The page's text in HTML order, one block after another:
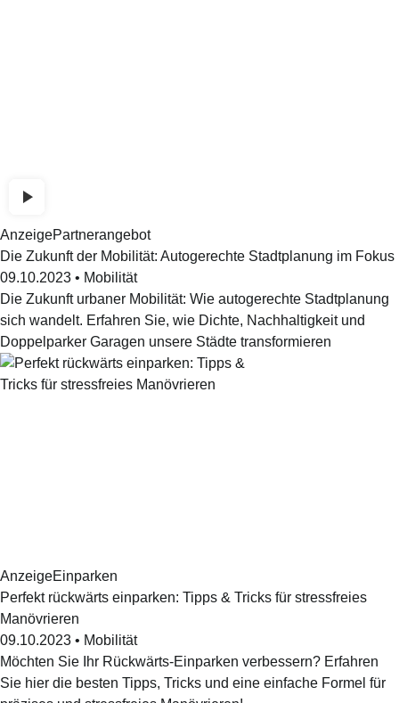
AnzeigePartnerangebot
Die Zukunft der Mobilität: Autogerechte Stadtplanung im Fokus
09.10.2023 • Mobilität
Die Zukunft urbaner Mobilität: Wie autogerechte Stadtplanung
sich wandelt. Erfahren Sie, wie Dichte, Nachhaltigkeit und
Doppelparker Garagen unsere Städte transformieren
AnzeigeEinparken
Perfekt rückwärts einparken: Tipps & Tricks für stressfreies
Manövrieren
09.10.2023 • Mobilität
Möchten Sie Ihr Rückwärts-Einparken verbessern? Erfahren
Sie hier die besten Tipps, Tricks und eine einfache Formel für